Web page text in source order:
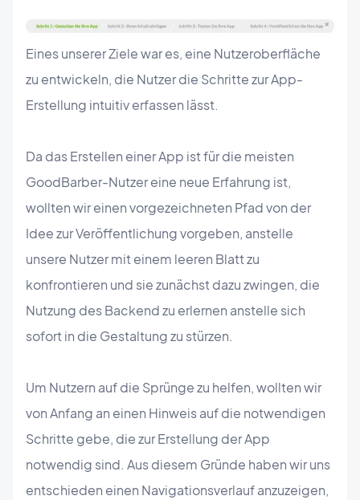
Eines unserer Ziele war es, eine Nutzeroberfläche
zu entwickeln, die Nutzer die Schritte zur App-
Erstellung intuitiv erfassen lässt.
Da das Erstellen einer App ist für die meisten
GoodBarber-Nutzer eine neue Erfahrung ist,
wollten wir einen vorgezeichneten Pfad von der
Idee zur Veröffentlichung vorgeben, anstelle
unsere Nutzer mit einem leeren Blatt zu
konfrontieren und sie zunächst dazu zwingen, die
Nutzung des Backend zu erlernen anstelle sich
sofort in die Gestaltung zu stürzen.
Um Nutzern auf die Sprünge zu helfen, wollten wir
von Anfang an einen Hinweis auf die notwendigen
Schritte gebe, die zur Erstellung der App
notwendig sind. Aus diesem Gründe haben wir uns
entschieden einen Navigationsverlauf anzuzeigen,